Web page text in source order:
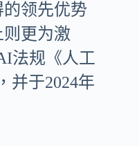
领先优势
更为激
法规《人工
并于2024年